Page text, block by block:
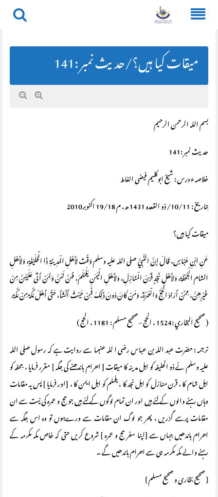
contentمیقات کیا ہیں؟/حديث نمبر :141
بسم اللہ الرحمن الرحیم
حديث نمبر :141
خلاصہء درس : شیخ ابوکلیم فیضی الغاط
بتاریخ : 10/11/ ذو القعدہ 1431 ھ، م 19/18 اکٹوبر2010
میقات کیا ہیں؟
عَنِ ابْنِ عَبَّاسٍ، قَالَ إِنَّ النَّبِيَّ صلى الله عليه وسلم وَقَّتَ لأَهْلِ الْمَدِينَةِ ذَا الْحُلَيْفَةِ، وَلأَهْلِ
الشام الْجُحْفَةَ، وَلأَهْلِ نَجْدٍ قَرْنَ الْمَنَازِلِ، وَلأَهْلِ الْيَمَنِ يَلَمْلَمَ، فهُنَّ لَهُنَّ وَلِمَنْ أَتَى عَلَيْهِنَّ مِنْ
غَيْرِهِنَّ، مِمَّنْ أَرَادَ الْحَجَّ وَالْعُمْرَةَ، وَمَنْ كَانَ دُونَ ذَلِكَ فَمِنْ حَيْثُ أَنْشَأَ، حَتَّى أَهْلُ مَكَّةَ مِنْ مَكَّةَ‏.‏
( صحيح البخاري :1524 ، الحج – صحيح مسلم : 1181 ، الحج )
ترجمہ : حضرت عبد اللہ بن عباس رضی ا للہ عنہما سے روایت ہے کہ رسول صلی اللہ
علیہ وسلم نے ذو الحلیفہ کو اہل مدینہ کا میقات [ احرام باندھنے کی جگہ ] مقرر فرمایا ، جحفہ کو
اہل شام کا ، قرن منازل کو اہل نجد کا ، یلملم کو اہل ایمن کا ، [اور فرمایا ] پس یہ مقامات
وہاں رہنے والوں کے لئے ہیں اور ان تمام لوگوں کے لئے ہیں جو حج و عمرہ کی نیت سے ان
مقامات پرسے گزریں ، پھر جو لوگ ان مقامات سے ورےہوں تو وہ اس جگہ سے
احرام باندھیں جہاں سے [اپنا سفر حج و عمرہ ] شروع کریں حتی کہ خاص مکہ مکرمہ کے
رہنے والے مکہ مکرمہ ہی سے احرام باندھیں گے ۔
{ صحیح بخاری و صحیح مسلم }